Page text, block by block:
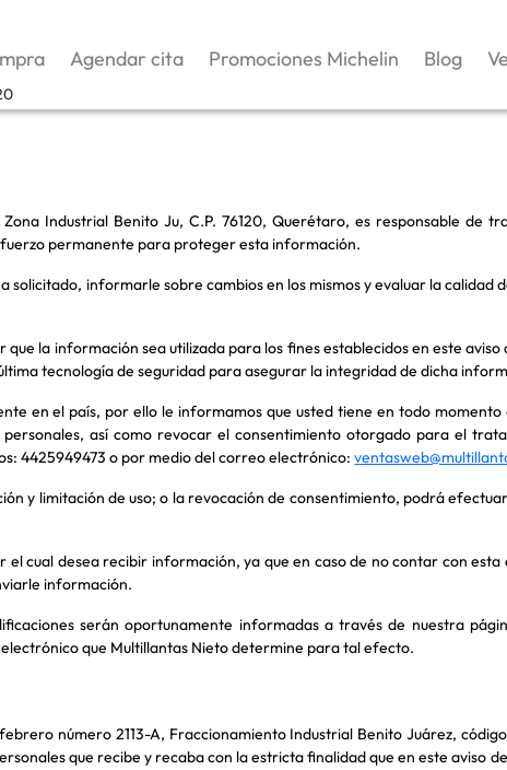
Agendar cita Promociones Michelin Blog
Industrial Benito Ju, C.P. 76120, Querétaro, es responsable de
permanente para proteger esta información.
informarle sobre cambios en los mismos y evaluar la calidad
la información sea utilizada para los fines establecidos en este
tecnología de seguridad para asegurar la integridad de dicha
en el país, por ello le informamos que usted tiene en todo
así como revocar el consentimiento otorgado para el
4425949473 o por medio del correo electrónico:
y limitación de uso; o la revocación de consentimiento, podrá
cual desea recibir información, ya que en caso de no contar con esta
información.
serán oportunamente informadas a través de nuestra
que Multillantas Nieto determine para tal efecto.
número 2113-A, Fraccionamiento Industrial Benito Juárez,
que recibe y recaba con la estricta finalidad que en este aviso